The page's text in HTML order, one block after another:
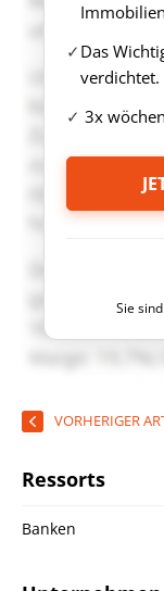
Das
3x
Sie
VORHERIGER
Ressorts
Banken